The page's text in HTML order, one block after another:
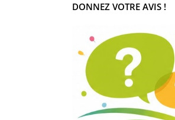
DONNEZ VOTRE AVIS !